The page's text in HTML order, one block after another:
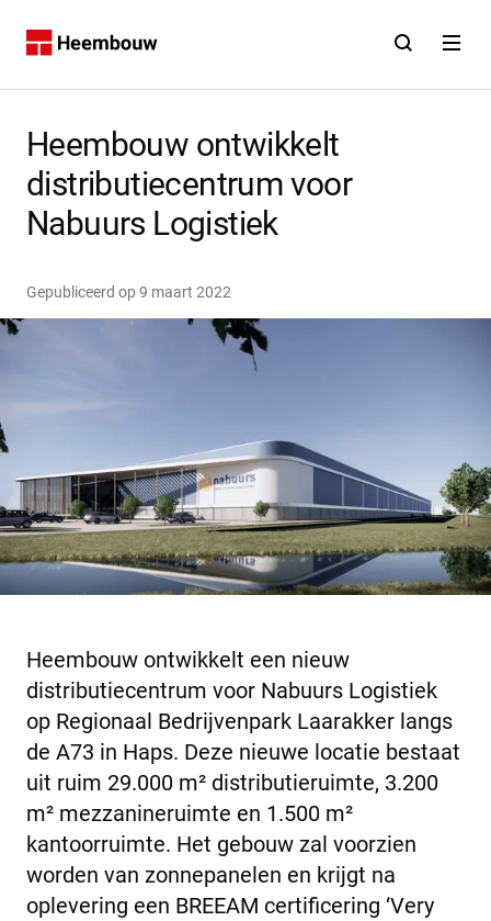
Home Open Open
Contact
Heembouw ontwikkelt
distributiecentrum voor
Nabuurs Logistiek
Gepubliceerd op 9 maart 2022
Heembouw ontwikkelt een nieuw
distributiecentrum voor Nabuurs Logistiek
op Regionaal Bedrijvenpark Laarakker langs
de A73 in Haps. Deze nieuwe locatie bestaat
uit ruim 29.000 m² distributieruimte, 3.200
m² mezzanineruimte en 1.500 m²
kantoorruimte. Het gebouw zal voorzien
worden van zonnepanelen en krijgt na
oplevering een BREEAM certificering ‘Very